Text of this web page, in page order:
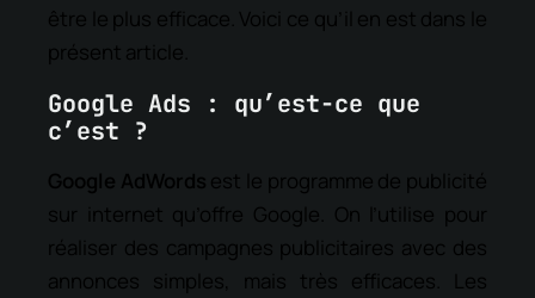
être le plus efficace. Voici ce qu’il en est dans le
présent article.
Google Ads : qu’est-ce que
c’est ?
Google AdWords est le programme de publicité
sur internet qu’offre Google. On l’utilise pour
réaliser des campagnes publicitaires avec des
annonces simples, mais très efficaces. Les